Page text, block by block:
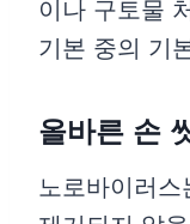
이나 구토물
기본 중의 기
올바른 손
노로바이러스